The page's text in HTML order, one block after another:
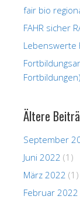
fair bio
FAHR sicher
Lebenswerte
Fortbildungen)
Ältere
September
Juni 2022 (1)
März 2022 (1)
Februar 2022